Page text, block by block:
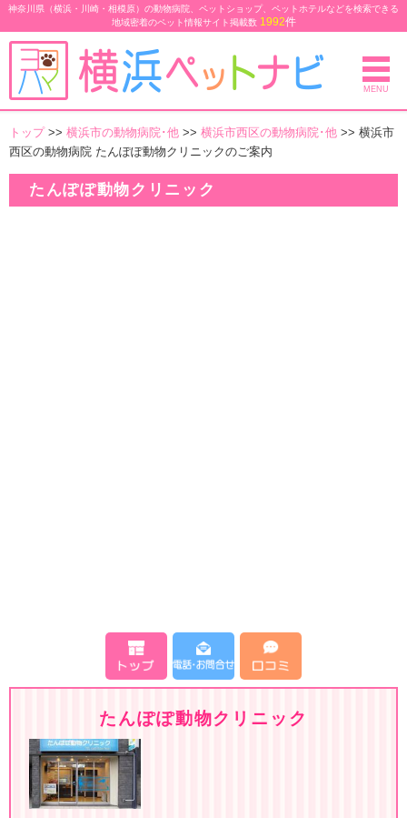
神奈川県（横浜・川崎・相模原）の動物病院、ペットショップ、ペットホテルなどを検索できる
地域密着のペット情報サイト掲載数 1992件
MENU
トップ >> 横浜市の動物病院･他 >> 横浜市西区の動物病院･他 >> 横浜市
西区の動物病院 たんぽぽ動物クリニックのご案内
たんぽぽ動物クリニック
たんぽぽ動物クリニック